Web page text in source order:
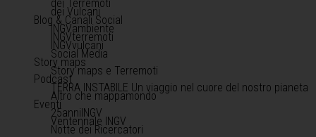
dei Terremoti
dei Vulcani
Blog & Canali Social
INGVambiente
INGVterremoti
INGVvulcani
Social Media
Story maps
Story maps e Terremoti
Podcast
TERRA INSTABILE Un viaggio nel cuore del nostro pianeta
Altro che mappamondo
Eventi
25anniINGV
Ventennale INGV
Notte dei Ricercatori